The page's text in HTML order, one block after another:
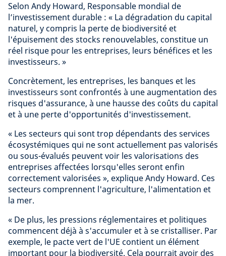
Selon Andy Howard, Responsable mondial de
l’investissement durable : « La dégradation du capital
naturel, y compris la perte de biodiversité et
l'épuisement des stocks renouvelables, constitue un
réel risque pour les entreprises, leurs bénéfices et les
investisseurs. »
Concrètement, les entreprises, les banques et les
investisseurs sont confrontés à une augmentation des
risques d'assurance, à une hausse des coûts du capital
et à une perte d'opportunités d'investissement.
« Les secteurs qui sont trop dépendants des services
écosystémiques qui ne sont actuellement pas valorisés
ou sous-évalués peuvent voir les valorisations des
entreprises affectées lorsqu'elles seront enfin
correctement valorisées », explique Andy Howard. Ces
secteurs comprennent l'agriculture, l'alimentation et
la mer.
« De plus, les pressions réglementaires et politiques
commencent déjà à s'accumuler et à se cristalliser. Par
exemple, le pacte vert de l'UE contient un élément
important pour la biodiversité. Cela pourrait avoir des